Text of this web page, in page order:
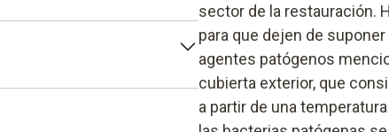
Estos termómetros
sector de la restauración.
para que dejen de
agentes patógenos
cubierta exterior, que
a partir de una